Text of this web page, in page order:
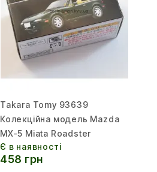
Takara Tomy 93639
Колекційна модель Mazda
MX-5 Miata Roadster
Є в наявності
458 грн